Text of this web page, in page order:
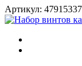
Артикул: 47915337